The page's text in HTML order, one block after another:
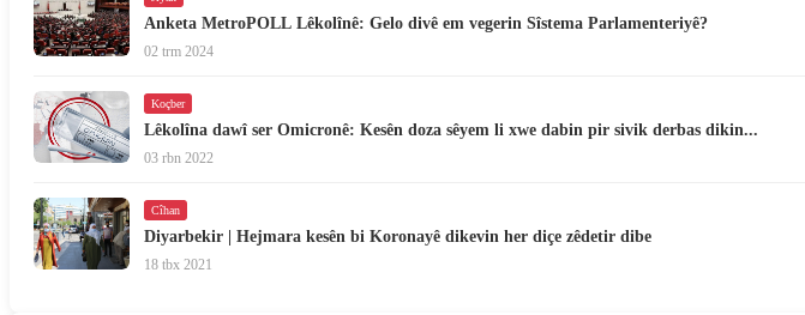
Anketa MetroPOLL Lêkolînê: Gelo divê em vegerin Sîstema Parlamenteriyê?
02 trm 2024
Koçber
Lêkolîna dawî ser Omicronê: Kesên doza sêyem li xwe dabin pir sivik derbas dikin...
03 rbn 2022
Cîhan
Diyarbekir | Hejmara kesên bi Koronayê dikevin her diçe zêdetir dibe
18 tbx 2021